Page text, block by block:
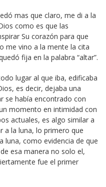
mas que claro, me di a la
como es que las
Su corazón para que
me vino a la mente la cita
fija en la palabra “altar”.
lugar al que iba, edificaba
es decir, dejaba una
se había encontrado con
momento en intimidad con
actuales, es algo similar a
a la luna, lo primero que
luna, como evidencia de que
esa manera no solo el,
fue el primer